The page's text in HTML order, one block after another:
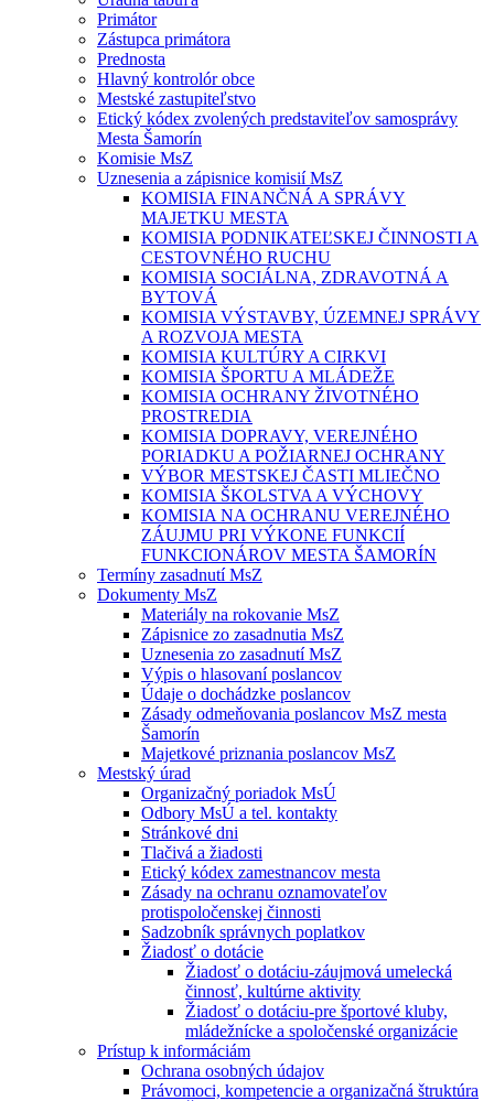
Primátor
Zástupca primátora
Prednosta
Hlavný kontrolór obce
Mestské zastupiteľstvo
Etický kódex zvolených predstaviteľov samosprávy
Mesta Šamorín
Komisie MsZ
Uznesenia a zápisnice komisií MsZ
KOMISIA FINANČNÁ A SPRÁVY
MAJETKU MESTA
KOMISIA PODNIKATEĽSKEJ ČINNOSTI A
CESTOVNÉHO RUCHU
KOMISIA SOCIÁLNA, ZDRAVOTNÁ A
BYTOVÁ
KOMISIA VÝSTAVBY, ÚZEMNEJ SPRÁVY
A ROZVOJA MESTA
KOMISIA KULTÚRY A CIRKVI
KOMISIA ŠPORTU A MLÁDEŽE
KOMISIA OCHRANY ŽIVOTNÉHO
PROSTREDIA
KOMISIA DOPRAVY, VEREJNÉHO
PORIADKU A POŽIARNEJ OCHRANY
VÝBOR MESTSKEJ ČASTI MLIEČNO
KOMISIA ŠKOLSTVA A VÝCHOVY
KOMISIA NA OCHRANU VEREJNÉHO
ZÁUJMU PRI VÝKONE FUNKCIÍ
FUNKCIONÁROV MESTA ŠAMORÍN
Termíny zasadnutí MsZ
Dokumenty MsZ
Materiály na rokovanie MsZ
Zápisnice zo zasadnutia MsZ
Uznesenia zo zasadnutí MsZ
Výpis o hlasovaní poslancov
Údaje o dochádzke poslancov
Zásady odmeňovania poslancov MsZ mesta
Šamorín
Majetkové priznania poslancov MsZ
Mestský úrad
Organizačný poriadok MsÚ
Odbory MsÚ a tel. kontakty
Stránkové dni
Tlačivá a žiadosti
Etický kódex zamestnancov mesta
Zásady na ochranu oznamovateľov
protispoločenskej činnosti
Sadzobník správnych poplatkov
Žiadosť o dotácie
Žiadosť o dotáciu-záujmová umelecká
činnosť, kultúrne aktivity
Žiadosť o dotáciu-pre športové kluby,
mládežnícke a spoločenské organizácie
Prístup k informáciám
Ochrana osobných údajov
Právomoci, kompetencie a organizačná štruktúra